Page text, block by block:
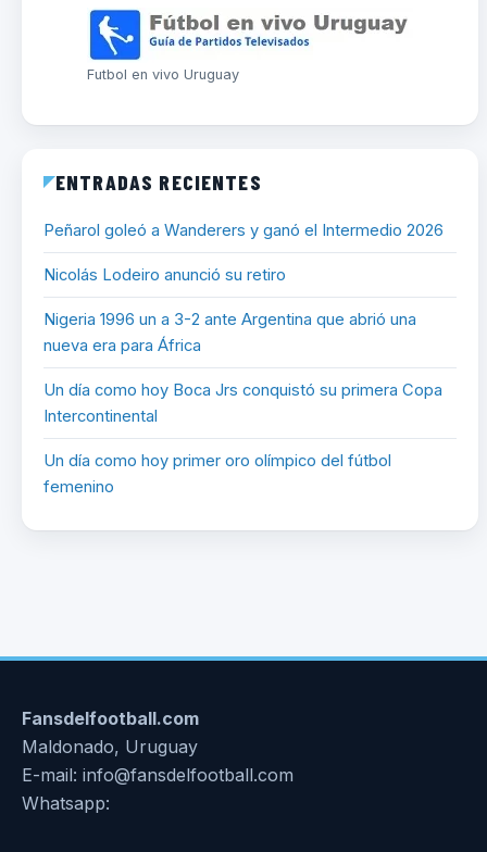
Futbol en vivo Uruguay
ENTRADAS RECIENTES
Peñarol goleó a Wanderers y ganó el Intermedio 2026
Nicolás Lodeiro anunció su retiro
Nigeria 1996 un a 3-2 ante Argentina que abrió una
nueva era para África
Un día como hoy Boca Jrs conquistó su primera Copa
Intercontinental
Un día como hoy primer oro olímpico del fútbol
femenino
Fansdelfootball.com
Maldonado, Uruguay
E-mail: info@fansdelfootball.com
Whatsapp: